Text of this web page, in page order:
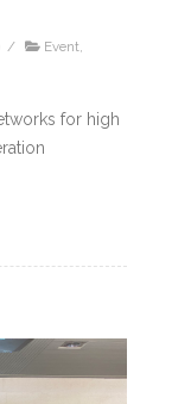
/ Event,
for high